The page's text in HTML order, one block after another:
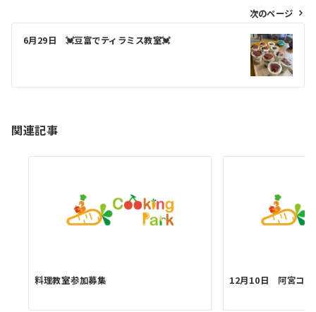
ゲ
ー
ョ
次のページ
6月29日 💓豆富でティラミス教室💓
関連記事
料理教室参加募集 12月10日 阿宮コミ